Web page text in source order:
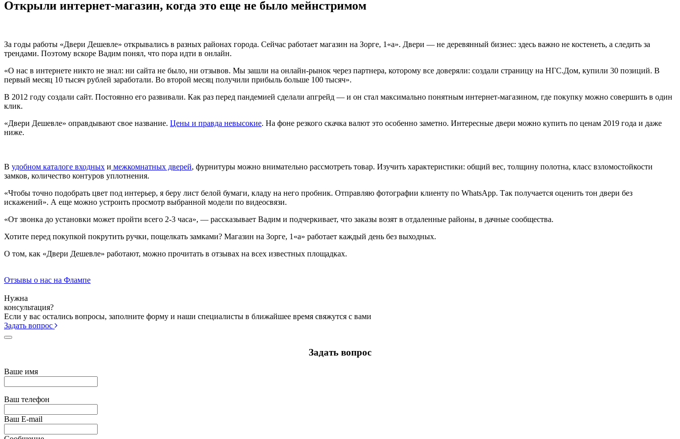
Открыли интернет-магазин, когда это еще не было мейнстримом
За годы работы «Двери Дешевле» открывались в разных районах города. Сейчас работает магазин на Зорге, 1«а». Двери — не деревянный бизнес: здесь важно не костенеть, а следить за
трендами. Поэтому вскоре Вадим понял, что пора идти в онлайн.
«О нас в интернете никто не знал: ни сайта не было, ни отзывов. Мы зашли на онлайн-рынок через партнера, которому все доверяли: создали страницу на НГС.Дом, купили 30 позиций. В
первый месяц 10 тысяч рублей заработали. Во второй месяц получили прибыль больше 100 тысяч».
В 2012 году создали сайт. Постоянно его развивали. Как раз перед пандемией сделали апгрейд — и он стал максимально понятным интернет-магазином, где покупку можно совершить в один
клик.
«Двери Дешевле» оправдывают свое название. Цены и правда невысокие. На фоне резкого скачка валют это особенно заметно. Интересные двери можно купить по ценам 2019 года и даже
ниже.
В удобном каталоге входных и межкомнатных дверей, фурнитуры можно внимательно рассмотреть товар. Изучить характеристики: общий вес, толщину полотна, класс взломостойкости
замков, количество контуров уплотнения.
«Чтобы точно подобрать цвет под интерьер, я беру лист белой бумаги, кладу на него пробник. Отправляю фотографии клиенту по WhatsApp. Так получается оценить тон двери без
искажений». А еще можно устроить просмотр выбранной модели по видеосвязи.
«От звонка до установки может пройти всего 2-3 часа», — рассказывает Вадим и подчеркивает, что заказы возят в отдаленные районы, в дачные сообщества.
Хотите перед покупкой покрутить ручки, пощелкать замками? Магазин на Зорге, 1«а» работает каждый день без выходных.
О том, как «Двери Дешевле» работают, можно прочитать в отзывах на всех известных площадках.
Отзывы о нас на Флампе
Нужна
консультация?
Если у вас остались вопросы, заполните форму и наши специалисты в ближайшее время свяжутся с вами
Задать вопрос
Задать вопрос
Ваше имя
Ваш телефон
Ваш E-mail